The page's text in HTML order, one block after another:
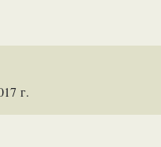
г.